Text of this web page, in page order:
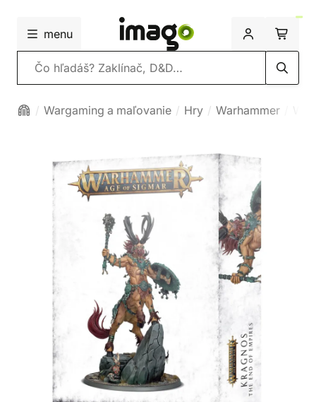
menu
Vyhľadávanie
Wargaming a maľovanie Hry Warhammer